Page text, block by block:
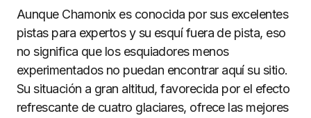
Aunque Chamonix es conocida por sus excelentes
pistas para expertos y su esquí fuera de pista, eso
no significa que los esquiadores menos
experimentados no puedan encontrar aquí su sitio.
Su situación a gran altitud, favorecida por el efecto
refrescante de cuatro glaciares, ofrece las mejores